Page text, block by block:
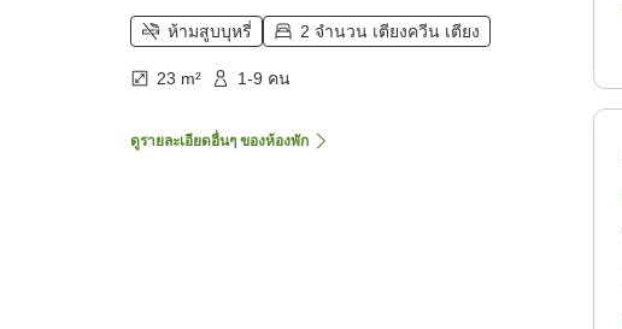
ห้ามสูบบุหรี่ 2 จำนวน เตียงควีน เตียง
23 m² 1-9 คน
ดูรายละเอียดอื่นๆ ของห้องพัก